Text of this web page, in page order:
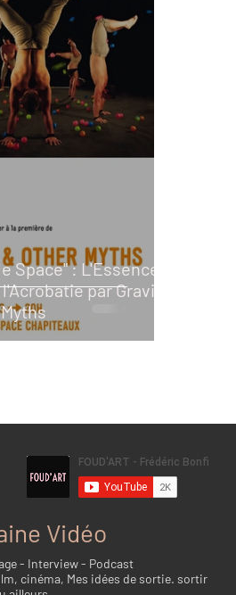
Validé par Romane. Spécial Famille
Annuaire Théâtre - Musée
Space" : L'Essence
par Gravity
Vidéo
- Interview - Podcast
cinéma, Mes idées de sortie. sortir